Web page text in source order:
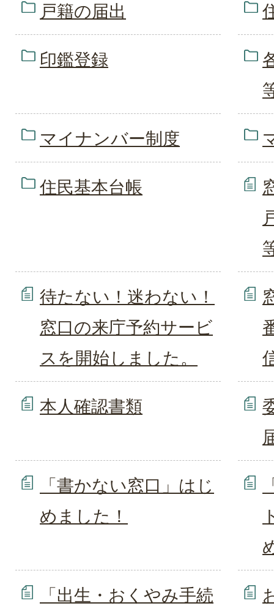
戸籍の届出
印鑑登録
マイナンバー制度
住民基本台帳
待たない！迷わない！
窓口の来庁予約サービ
スを開始しました。
本人確認書類
「書かない窓口」はじ
めました！
「出生・おくやみ手続